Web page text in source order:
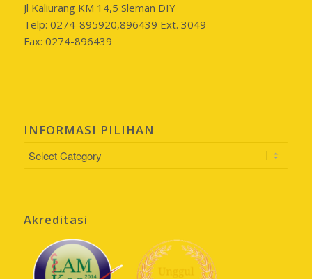
Jl Kaliurang KM 14,5 Sleman DIY
Telp: 0274-895920,896439 Ext. 3049
Fax: 0274-896439
INFORMASI PILIHAN
INFORMASI
Akreditasi